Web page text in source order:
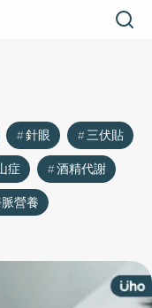
針眼
三伏貼
症
酒精代謝
營養